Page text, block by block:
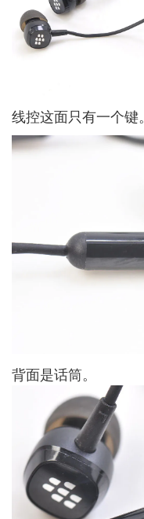
线控这面只有一个键。
背面是话筒。